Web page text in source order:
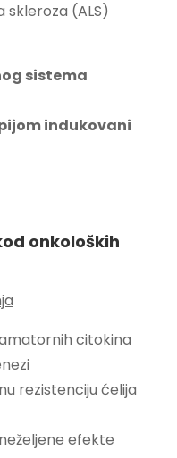
(ALS)
sistema
indukovani
onkoloških
citokina
rezistenciju ćelija
efekte